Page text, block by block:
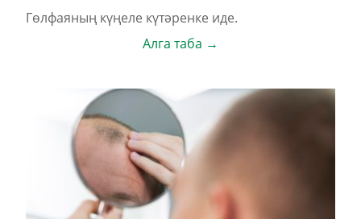
Гөлфаяның күңеле күтәренке иде.
Алга таба →